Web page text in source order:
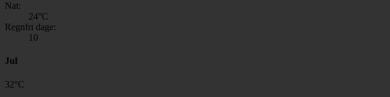
Nat:
24°C
Regnfri dage:
10
Jul
32°C